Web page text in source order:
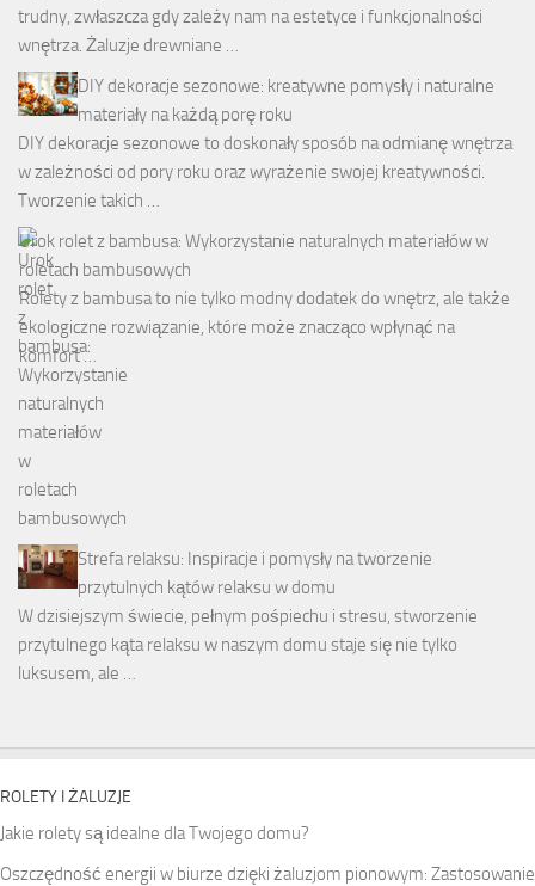
trudny, zwłaszcza gdy zależy nam na estetyce i funkcjonalności
wnętrza. Żaluzje drewniane …
DIY dekoracje sezonowe: kreatywne pomysły i naturalne
materiały na każdą porę roku
DIY dekoracje sezonowe to doskonały sposób na odmianę wnętrza
w zależności od pory roku oraz wyrażenie swojej kreatywności.
Tworzenie takich …
Urok rolet z bambusa: Wykorzystanie naturalnych materiałów w
roletach bambusowych
Rolety z bambusa to nie tylko modny dodatek do wnętrz, ale także
ekologiczne rozwiązanie, które może znacząco wpłynąć na
komfort …
Strefa relaksu: Inspiracje i pomysły na tworzenie
przytulnych kątów relaksu w domu
W dzisiejszym świecie, pełnym pośpiechu i stresu, stworzenie
przytulnego kąta relaksu w naszym domu staje się nie tylko
luksusem, ale …
ROLETY I ŻALUZJE
Jakie rolety są idealne dla Twojego domu?
Oszczędność energii w biurze dzięki żaluzjom pionowym: Zastosowanie